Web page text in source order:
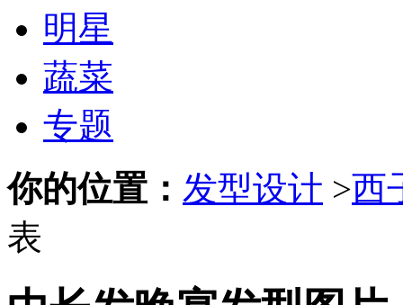
明星
蔬菜
专题
你的位置： 发型设计 >西
表